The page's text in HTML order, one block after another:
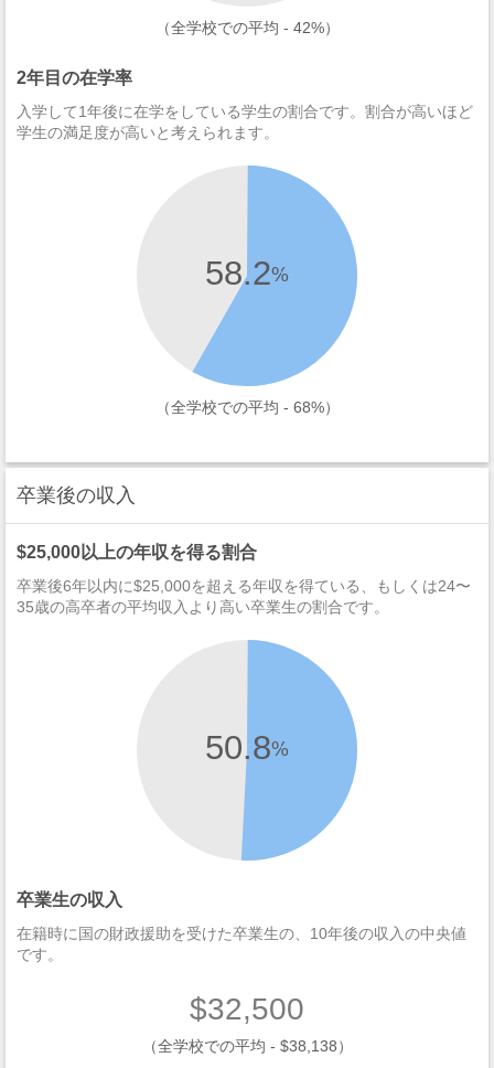
（全学校での平均 - 42%）
2年目の在学率
入学して1年後に在学をしている学生の割合です。割合が高いほど
学生の満足度が高いと考えられます。
58.2%
（全学校での平均 - 68%）
卒業後の収入
$25,000以上の年収を得る割合
卒業後6年以内に$25,000を超える年収を得ている、もしくは24〜
35歳の高卒者の平均収入より高い卒業生の割合です。
50.8%
卒業生の収入
在籍時に国の財政援助を受けた卒業生の、10年後の収入の中央値
です。
$32,500
（全学校での平均 - $38,138）